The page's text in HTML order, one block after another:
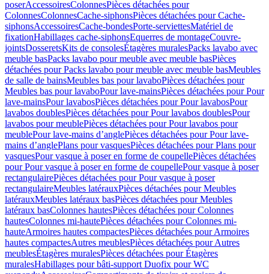
poserAccessoiresColonnesPièces détachées pour
ColonnesColonnesCache-siphonsPièces détachées pour Cache-
siphonsAccessoiresCache-bondesPorte-serviettesMatériel de
fixationHabillages cache-siphonsEquerres de montageCouvre-
jointsDosseretsKits de consolesÉtagères muralesPacks lavabo avec
meuble basPacks lavabo pour meuble avec meuble basPièces
détachées pour Packs lavabo pour meuble avec meuble basMeubles
de salle de bainsMeubles bas pour lavaboPièces détachées pour
Meubles bas pour lavaboPour lave-mainsPièces détachées pour Pour
lave-mainsPour lavabosPièces détachées pour Pour lavabosPour
lavabos doublesPièces détachées pour Pour lavabos doublesPour
lavabos pour meublePièces détachées pour Pour lavabos pour
meublePour lave-mains d’anglePièces détachées pour Pour lave-
mains d’anglePlans pour vasquesPièces détachées pour Plans pour
vasquesPour vasque à poser en forme de coupellePièces détachées
pour Pour vasque à poser en forme de coupellePour vasque à poser
rectangulairePièces détachées pour Pour vasque à poser
rectangulaireMeubles latérauxPièces détachées pour Meubles
latérauxMeubles latéraux basPièces détachées pour Meubles
latéraux basColonnes hautesPièces détachées pour Colonnes
hautesColonnes mi-hautePièces détachées pour Colonnes mi-
hauteArmoires hautes compactesPièces détachées pour Armoires
hautes compactesAutres meublesPièces détachées pour Autres
meublesÉtagères muralesPièces détachées pour Étagères
muralesHabillages pour bâti-support Duofix pour WC